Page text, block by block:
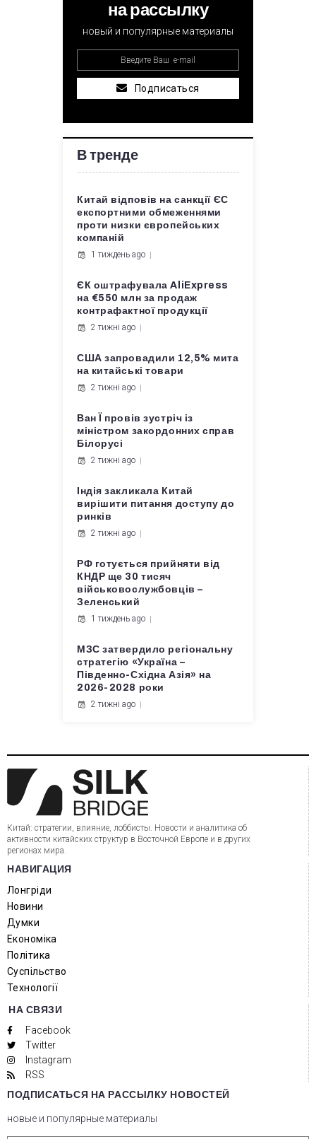
на рассылку
новый и популярные материалы
Подписаться
В тренде
Китай відповів на санкції ЄС
експортними обмеженнями
проти низки європейських
компаній
1 тиждень ago
ЄК оштрафувала AliExpress
на €550 млн за продаж
контрафактної продукції
2 тижні ago
США запровадили 12,5% мита
на китайські товари
2 тижні ago
Ван Ї провів зустріч із
міністром закордонних справ
Білорусі
2 тижні ago
Індія закликала Китай
вирішити питання доступу до
ринків
2 тижні ago
РФ готується прийняти від
КНДР ще 30 тисяч
військовослужбовців –
Зеленський
1 тиждень ago
МЗС затвердило регіональну
стратегію «Україна –
Південно-Східна Азія» на
2026-2028 роки
2 тижні ago
Китай: стратегии, влияние, лоббисты. Новости и аналитика об
активности китайских структур в Восточной Европе и в других
регионах мира.
НАВИГАЦИЯ
Лонгріди
Новини
Думки
Економіка
Політика
Суспільство
Технології
НА СВЯЗИ
Facebook
Twitter
Instagram
RSS
ПОДПИСАТЬСЯ НА РАССЫЛКУ НОВОСТЕЙ
новые и популярные материалы